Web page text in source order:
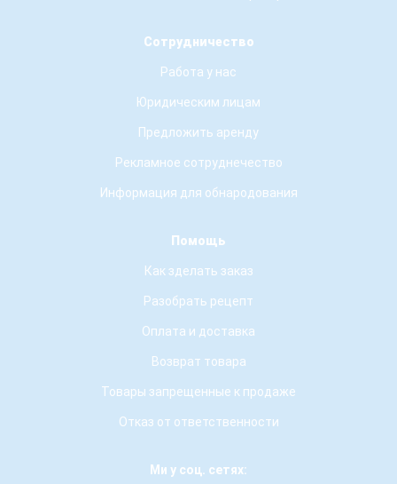
Сотрудничество
Работа у нас
Юридическим лицам
Предложить аренду
Рекламное сотруднечество
Информация для обнародования
Помощь
Как зделать заказ
Разобрать рецепт
Оплата и доставка
Возврат товара
Товары запрещенные к продаже
Отказ от ответственности
Ми у соц. сетях: